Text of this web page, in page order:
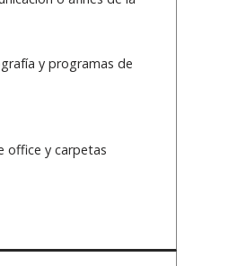
y programas de
office y carpetas